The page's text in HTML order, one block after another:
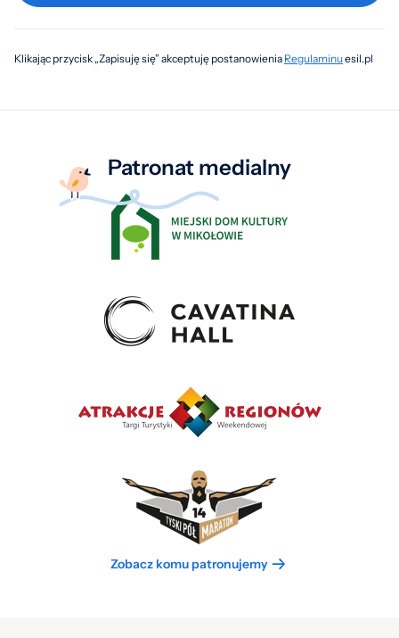
Klikając przycisk „Zapisuję się” akceptuję postanowienia Regulaminuesil.pl
Patronat medialny
Zobacz komu patronujemy